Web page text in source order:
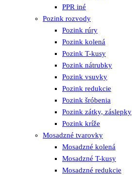
PPR iné
Pozink rozvody
Pozink rúry
Pozink kolená
Pozink T-kusy
Pozink nátrubky
Pozink vsuvky
Pozink redukcie
Pozink šróbenia
Pozink zátky, záslepky
Pozink kríže
Mosadzné tvarovky
Mosadzné kolená
Mosadzné T-kusy
Mosadzné redukcie